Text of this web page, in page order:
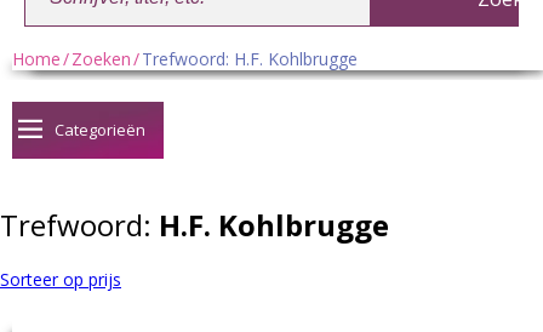
Winkelwagen:0
Home/Zoeken/Trefwoord: H.F. Kohlbrugge
Categorieën
Trefwoord: H.F. Kohlbrugge
Sorteer op prijs